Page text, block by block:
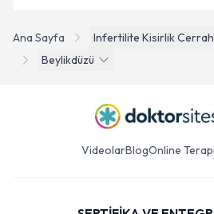
Ana Sayfa Infertilite Kisirlik
Beylikdüzü
VideolarBlogOnline Terapi